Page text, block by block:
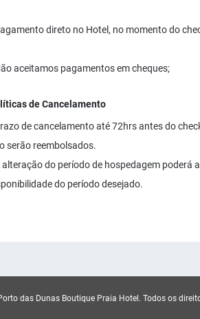
direto no Hotel, no momento do
aceitamos pagamentos em cheques;
de Cancelamento
de cancelamento até 72hrs antes do
serão reembolsados.
alteração do período de hospedagem
do período desejado.
das Dunas Boutique Praia Hotel. Todos os